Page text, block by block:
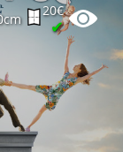
20€
✔